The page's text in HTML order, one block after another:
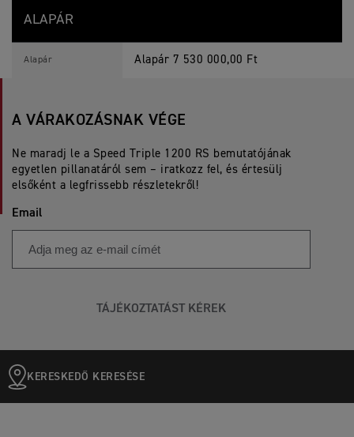
ALAPÁR
Alapár Alapár 7 530 000,00 Ft
A VÁRAKOZÁSNAK VÉGE
Ne maradj le a Speed Triple 1200 RS bemutatójának
egyetlen pillanatáról sem – iratkozz fel, és értesülj
elsőként a legfrissebb részletekről!
Email
TÁJÉKOZTATÁST KÉREK
KERESKEDŐ KERESÉSE